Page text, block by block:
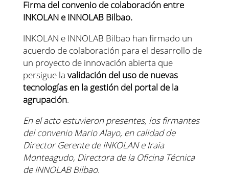
Firma del convenio de colaboración entre
INKOLAN e INNOLAB Bilbao.
INKOLAN e INNOLAB Bilbao han firmado un
acuerdo de colaboración para el desarrollo de
un proyecto de innovación abierta que
persigue la validación del uso de nuevas
tecnologías en la gestión del portal de la
agrupación.
En el acto estuvieron presentes, los firmantes
del convenio Mario Alayo, en calidad de
Director Gerente de INKOLAN e Iraia
Monteagudo, Directora de la Oficina Técnica
de INNOLAB Bilbao.